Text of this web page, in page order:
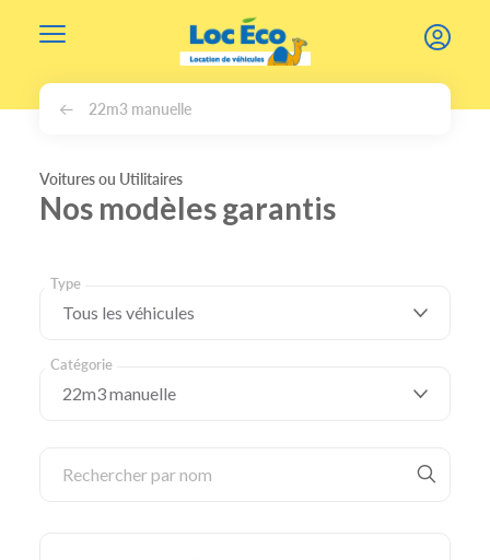
22m3 manuelle
Voitures ou Utilitaires
Nos modèles garantis
Type
Catégorie